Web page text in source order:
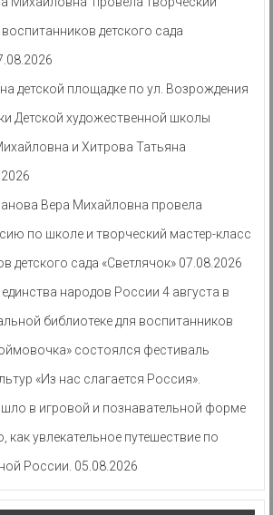
детского сада
детской площадке по ул. Возрождения
Детской художественной школы
и Хитрова Татьяна
Вера Михайловна провела
по школе и творческий мастер-класс
детского сада «Светлячок» 07.08.2026
народов России 4 августа в
библиотеке для воспитанников
состоялся фестиваль
«Из нас слагается Россия».
в игровой и познавательной форме
как увлекательное путешествие по
России. 05.08.2026